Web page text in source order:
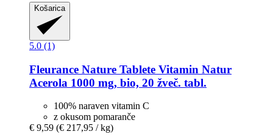
Košarica
5.0 (1)
Fleurance Nature Tablete Vitamin Natur
Acerola 1000 mg, bio, 20 žveč. tabl.
100% naraven vitamin C
z okusom pomaranče
€ 9,59 (€ 217,95 / kg)